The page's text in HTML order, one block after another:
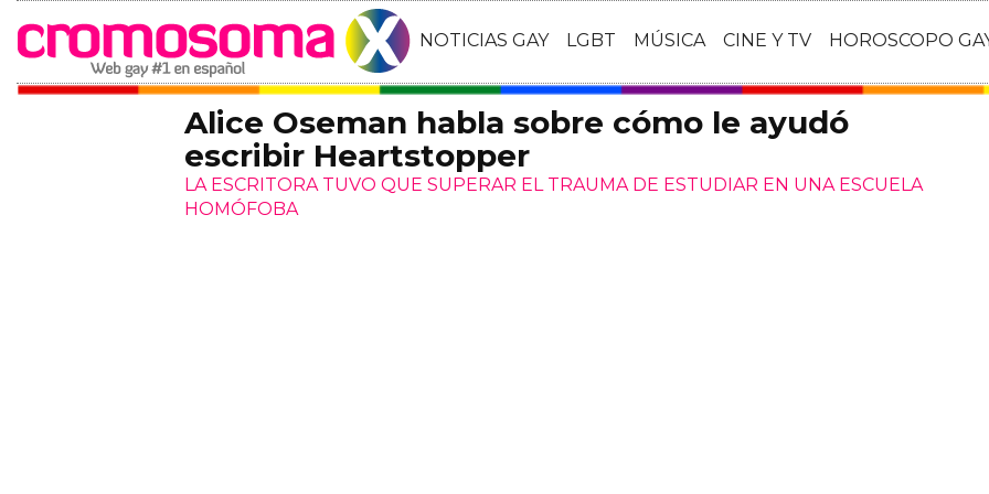
NOTICIAS GAY LGBT MÚSICA CINE Y TV HOROSCOPO
Alice Oseman habla sobre cómo le ayudó
escribir Heartstopper
LA ESCRITORA TUVO QUE SUPERAR EL TRAUMA DE ESTUDIAR EN UNA ESCUELA
HOMÓFOBA